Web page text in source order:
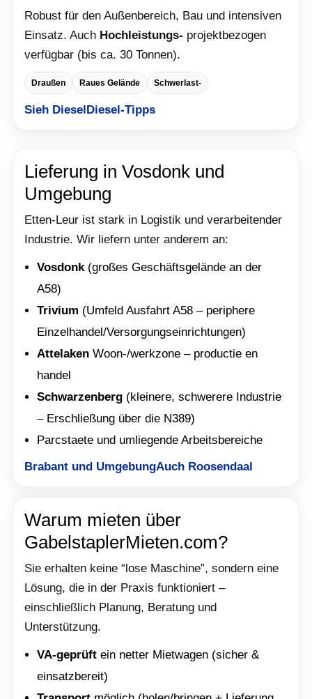
Robust für den Außenbereich, Bau und intensiven
Einsatz. Auch Hochleistungs- projektbezogen
verfügbar (bis ca. 30 Tonnen).
Draußen Raues Gelände Schwerlast-
Sieh DieselDiesel-Tipps
Lieferung in Vosdonk und
Umgebung
Etten-Leur ist stark in Logistik und verarbeitender
Industrie. Wir liefern unter anderem an:
Vosdonk (großes Geschäftsgelände an der
A58)
Trivium (Umfeld Ausfahrt A58 – periphere
Einzelhandel/Versorgungseinrichtungen)
Attelaken Woon-/werkzone – productie en
handel
Schwarzenberg (kleinere, schwerere Industrie
– Erschließung über die N389)
Parcstaete und umliegende Arbeitsbereiche
Brabant und UmgebungAuch Roosendaal
Warum mieten über
GabelstaplerMieten.com?
Sie erhalten keine “lose Maschine”, sondern eine
Lösung, die in der Praxis funktioniert –
einschließlich Planung, Beratung und
Unterstützung.
VA-geprüft ein netter Mietwagen (sicher &
einsatzbereit)